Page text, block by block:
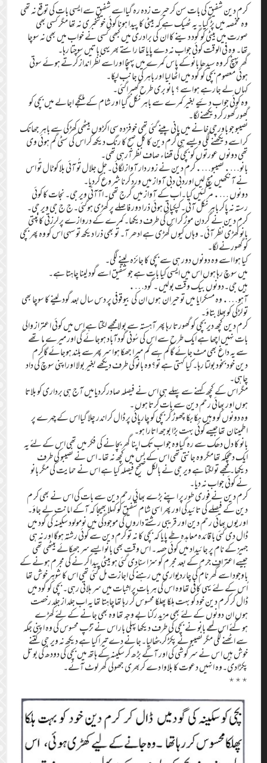
کرم دین شفیق کی بات سن کر حیرت زدہ رہ گیااسے شفیق سے ایسی بات کی توقع نہ تھی
وہ مخمصہ میں پڑ گیا۔یہ ٹھیک ہے کہ بیٹی کا پیدا ہونا کوئی خوشخبری نہ تھا مگر کسی بھی
صورت میں بیٹی کو گود دینے کا ان کی برادری میں کبھی کسی نے خواب میں بھی نہ سوچا
تھا۔ وہ فی الوقت کوئی جواب نہ دے پایاتھا راستے بھر یہی باتیں سوچتا رہا۔
گھر پہنچ کر وہ سیدھا بانوکے پاس کمرے میں پہنچا اوراسے نظر انداز کرتے ہوئے سوتی
ہوئی معصوم بچی کو گود میں اٹھا لیا اور باہر کی جانب لپکا۔
کہاں لے جارہے ہواسے ؟ بانو بری طرح گھبراگئی۔
وہ کوئی جواب دئیے بغیر کمرے سے باہر نکل گیا اور شام کے ملگجے اجالے میں بچی کو
گھور گھور کر دیکھنے لگا۔
نصیبو جو باورچی خانے میں پانی پینے گئی تھی خوفزدہ سی اکڑوں بیٹھی کھڑکی سے باہر جھانک
کر اسے دیکھنے لگی ویسے ہی کرم دین کا کل صبح کا رنگ دیکھ کر اس کی سٹی گم ہوئی وی
تھی دونوں عورتوں کو بچی کی قضاء صاف نظر آرہی تھی۔
بانو….نصیبو….کرم دین نے زور دار آواز لگائی۔جل جلال تُو آئی بلا کو ٹال تُو اس
نے آنکھیں میچ لیں اوردبی دبی آواز میں ورد کرنا شروع کردیا۔
دونوں ….مرگئیں کیا۔اب کے آواز میں گرج تھی۔اآآئی ویر جی۔ نجات کا کوئی
رستہ نہ پاکر باہر نکل آئی۔کپکپاتی ہوئی ذرا دور فاصلے پر کھڑی ہوگئی۔ج ج جی ویر جی۔
کرم دین نے گردن موڑ کر اس کی طرف دیکھا۔کمرے کے دروازے پر لرزتی کانپتی
بانو کھڑی نظر آئی۔ وہاں کیوں کھڑی ہے ادھر آ۔ تُو بھی ذرا دیکھ تو سہی اس کو وہ پھر بچی
کو گھورنے لگا۔
کیا ہوا اسے وہ دونوں دور ہی سے بچی کا جائزہ لینے لگی۔
میں سوچ رہا ہوں اس میں ایسی کیا بات ہے جو شفیق اسے گود لینا چاہتا ہے۔
ہیں جی۔دونوں بیک وقت بولیں ۔ گود….
آہو….وہ مسکرایا میں تو حیران ہوں ان کی بیوقوفی پر دس سال بعد گود لینے کا سوچا بھی
تو لڑکی کوبھلا بتاؤ۔
کرم دین کچھ دیر بچی کو گھورتا رہا پھر آہستہ سے بولامجھے لگتا ہے اس میں کوئی اعتراز والی
بات نہیں اچھا ہے ایک طرح سے اس کی سُونی گودآباد ہوجائے گی اور میرے ما تھے
سے یہ داغ بھی مٹ جا ئے گاکم سے کم میرا جھکا ہوا سر پھرسے بلند ہوجائے گاکرم
دین خود بخود بولتا رہا۔ کیا کہتی ہے تُو؟وہ بانو کی طرف دیکھے بغیر بولا اوراپنی سوچ کی داد
چاہی۔
مگر اس کے کچھ کہنے سے پہلے ہی اس نے فیصلہ صادرکردیامیں آج ہی برداری کو بلاتا
ہوں اور بھائی رحم دین سے بات کرتا ہوں ۔
وہ دونوں کو وہیں ہکا بکا چھوڑ کر بچی کو چارپائی پر ڈال کر اندر چلا گیااس کے چہرے پر
اطمینان تھاجیسے کوئی بہت بڑا بوجھ اتارا ہو۔
بانو کا دل دھک سے رہ گیاوہ جو اب تک اپنا گھر بچانے کی فکر میں تھی اس کے لئے یہ
ایک دھچکہ تھامگر وہ جانتی تھی اس کے بس میں کچھ نہ تھا۔اس نے نصیبو کی طرف
دیکھا۔مجھے تو لگتا ہے ویر جی نے بالکل صحیح فیصلہ کیا ہے اس نے حمایت کی مگر بانو
نے کوئی جواب نہ دیا۔
کرم دین نے فوری طور پر اپنے بڑے بھائی رحم دین سے بات کی اس نے بھی کر م
دین کے فیصلے کی تائیدکی اور پھر اسی شام شفیق کو کہلا بھیجا کہ آکے امانت لے جاؤ۔
اور یوں بھائی رحم دین اور قریبی رشتے داروں کی موجودگی میں نومولود سکینہ کی گود میں
ڈال دی گئی با قائدہ معاہدہ طے پایا کہ بچی کا نہ تو کرم دین سے کوئی رشتہ ہوگا اور نہ ہی
جہیز کے نام پر جائیداد میں کوئی حصہ۔ اس وقت بھی بانو ایسے سر جھکائے بیٹھی تھی
جیسے اعترافِ جرم کے بعد مجرم کو سزا سنادی گئی ہو بیٹی پیدا کر نے کی مجرم ہونے کے
باوجود اسے گھر نام کی چاردیواری میں رہنے کی اجازت مل گئی تھی اس کا شوہر خوش تھا
اُس کے لئے یہی کافی تھاوہ اس کی ہر بات پر اثبات میں سر ہلاتی رہی۔ بچی کو گود میں
ڈال کر کرم دین خود کو بہت ہلکا پھلکا محسوس کر رہا تھاچاہتا تھا یہ اب جلد از جلد رخصت
ہوں ان دونوں کے لئے بھی مزید رکنا بے وجہ تھا وہ بھی جانے کے لئے کھڑے
ہوگئے اس لمحے بانو نے بچی کی طرف دیکھا پہلی بار اس نے تڑپ محسوس کی وہ ا پنی جگہ
سے اٹھنے لگی مگر نصیبو نے پکڑ کر بٹھالیا۔جانے دے تیرا کیا ہے دیکھ نہ ویر جی کتنے
خوش ہیں ا س نے سرگوشی کی اور آگے بڑھ کر سکینہ کے ہاتھ میں بچی کی دودھ کی بوتل
پکڑادی۔وہ انہیں دعوت کا بلاوا دے کربھری جھولی گھر لوٹ آئے۔
٭٭٭